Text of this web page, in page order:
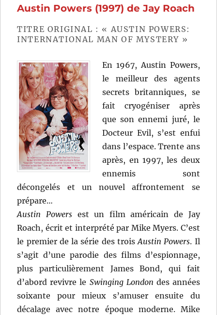
Austin Powers (1997) de Jay Roach
TITRE ORIGINAL : « AUSTIN POWERS:
INTERNATIONAL MAN OF MYSTERY »
En 1967, Austin Powers,
le meilleur des agents
secrets britanniques, se
fait cryogéniser après
que son ennemi juré, le
Docteur Evil, s’est enfui
dans l’espace. Trente ans
après, en 1997, les deux
ennemis sont
décongelés et un nouvel affrontement se
prépare…
Austin Powersest un film américain de Jay
Roach, écrit et interprété par Mike Myers. C’est
le premier de la série des troisAustin Powers. Il
s’agit d’une parodie des films d’espionnage,
plus particulièrement James Bond, qui fait
d’abord revivre le Swinging London des années
soixante pour mieux s’amuser ensuite du
décalage avec notre époque moderne. Mike